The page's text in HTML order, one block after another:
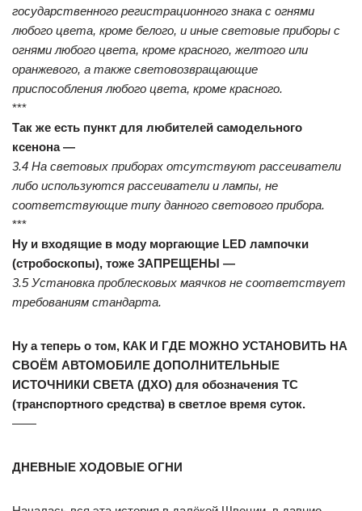
государственного регистрационного знака с огнями
любого цвета, кроме белого, и иные световые приборы с
огнями любого цвета, кроме красного, желтого или
оранжевого, а также световозвращающие
приспособления любого цвета, кроме красного.
***
Так же есть пункт для любителей самодельного
ксенона —
3.4 На световых приборах отсутствуют рассеиватели
либо используются рассеиватели и лампы, не
соответствующие типу данного светового прибора.
***
Ну и входящие в моду моргающие LED лампочки
(стробоскопы), тоже ЗАПРЕЩЕНЫ —
3.5 Установка проблесковых маячков не соответствует
требованиям стандарта.
Ну а теперь о том, КАК И ГДЕ МОЖНО УСТАНОВИТЬ НА
СВОЁМ АВТОМОБИЛЕ ДОПОЛНИТЕЛЬНЫЕ
ИСТОЧНИКИ СВЕТА (ДХО) для обозначения ТС
(транспортного средства) в светлое время суток.
——
ДНЕВНЫЕ ХОДОВЫЕ ОГНИ